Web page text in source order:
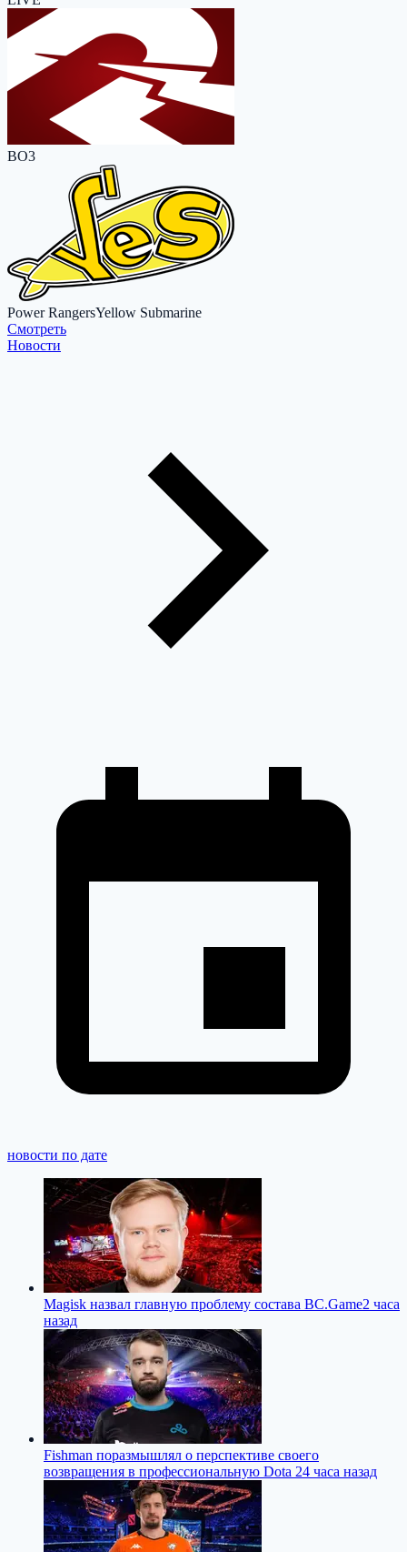
BO3
Power RangersYellow Submarine
Cмотреть
Новости
новости по дате
Magisk назвал главную проблему состава BC.Game2 часа
назад
Fishman поразмышлял о перспективе своего
возвращения в профессиональную Dota 24 часа назад